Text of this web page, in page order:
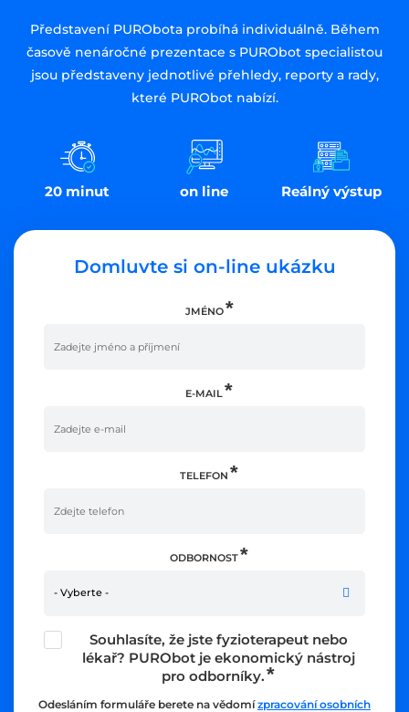
Představení PURObota probíhá individuálně. Během
časově nenáročné prezentace s PURObot specialistou
jsou představeny jednotlivé přehledy, reporty a rady,
které PURObot nabízí.
20 minut on line Reálný výstup
Domluvte si on-line ukázku
JMÉNO
E-MAIL
TELEFON
ODBORNOST
- Vyberte -
Souhlasíte, že jste fyzioterapeut nebo
lékař? PURObot je ekonomický nástroj
pro odborníky.
Odesláním formuláře berete na vědomízpracování osobních